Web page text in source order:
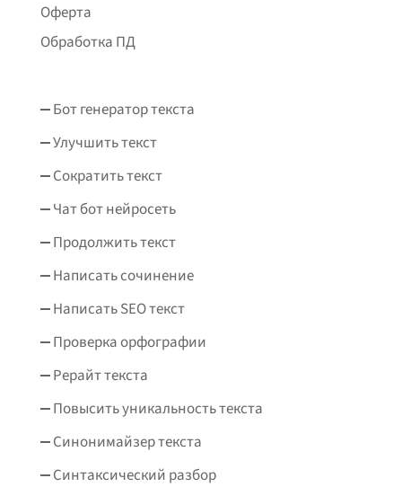
Оферта
Обработка ПД
Бот генератор текста
Улучшить текст
Сократить текст
Чат бот нейросеть
Продолжить текст
Написать сочинение
Написать SEO текст
Проверка орфографии
Рерайт текста
Повысить уникальность текста
Синонимайзер текста
Синтаксический разбор